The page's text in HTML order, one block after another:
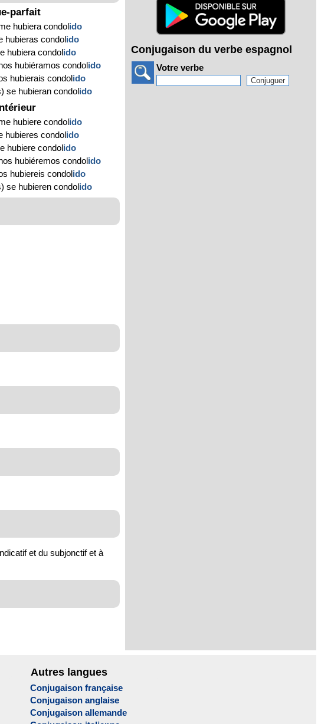
parfait
hubiera condolido
hubieras condolido
hubiera condolido
hubiéramos condolido
hubierais condolido
se hubieran condolido
hubiere condolido
hubieres condolido
hubiere condolido
hubiéremos condolido
hubiereis condolido
se hubieren condolido
et du subjonctif et à
Conjugaison du verbe espagnol
Votre verbe
Autres langues
Conjugaison française
Conjugaison anglaise
Conjugaison allemande